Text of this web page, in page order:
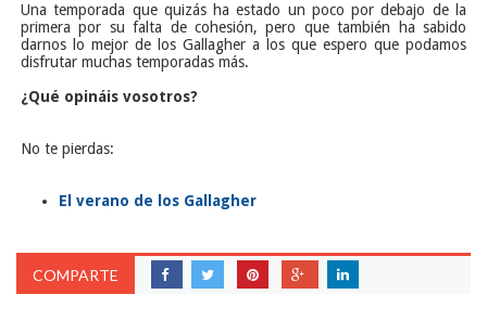
Una temporada que quizás ha estado un poco por debajo de la
primera por su falta de cohesión, pero que también ha sabido
darnos lo mejor de los Gallagher a los que espero que podamos
disfrutar muchas temporadas más.
¿Qué opináis vosotros?
No te pierdas:
El verano de los Gallagher
COMPARTE